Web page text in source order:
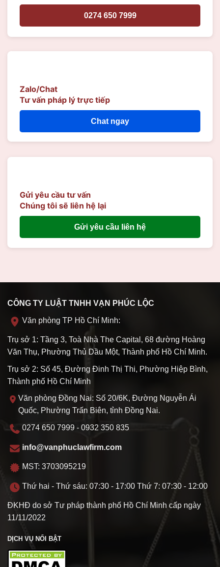
0274 650 7999
Zalo/Chat
Tư vấn pháp lý trực tiếp
Chat ngay
Gửi yêu cầu tư vấn
Chúng tôi sẽ liên hệ lại
Gửi yêu cầu liên hệ
CÔNG TY LUẬT TNHH VẠN PHÚC LỘC
Văn phòng TP Hồ Chí Minh:
Trụ sở 1: Tầng 3, Toà Nhà The Capital, 68 đường Hoàng
Văn Thụ, Phường Thủ Dầu Một, Thành phố Hồ Chí Minh.
Trụ sở 2: Số 45, Đường Đinh Thị Thi, Phường Hiệp Bình,
Thành phố Hồ Chí Minh
Văn phòng Đồng Nai: Số 20/6K, Đường Nguyễn Ái
Quốc, Phường Trấn Biên, tỉnh Đồng Nai.
0274 650 7999 - 0932 350 835
info@vanphuclawfirm.com
MST: 3703095219
Thứ hai - Thứ sáu: 07:30 - 17:00 Thứ 7: 07:30 - 12:00
ĐKHĐ do sở Tư pháp thành phố Hồ Chí Minh cấp ngày
11/11/2022
DỊCH VỤ NỔI BẬT